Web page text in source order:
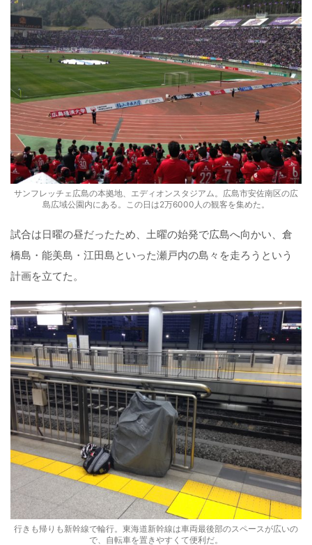
サンフレッチェ広島の本拠地、エディオンスタジアム。広島市安佐南区の広
島広域公園内にある。この日は2万6000人の観客を集めた。
試合は日曜の昼だったため、土曜の始発で広島へ向かい、倉
橋島・能美島・江田島といった瀬戸内の島々を走ろうという
計画を立てた。
行きも帰りも新幹線で輪行。東海道新幹線は車両最後部のスペースが広いの
で、自転車を置きやすくて便利だ。